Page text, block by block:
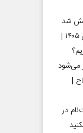
شد
توصیه‌های تغذیه‌ای برای زائران اربعین ۱۴۰۵ |
|
| ثبت‌نام در